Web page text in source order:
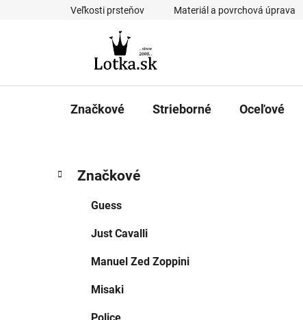
Veľkosti prsteňov Materiál a povrchová úprava
Značkové Strieborné Oceľové
B
kategórie
a
Značkové
Guess
Just Cavalli
Manuel Zed Zoppini
Misaki
Police